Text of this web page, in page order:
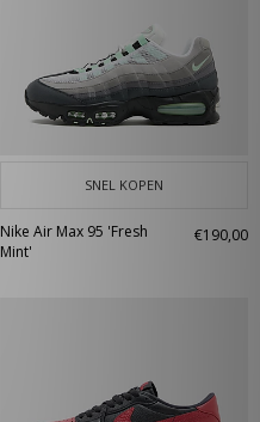
SNEL KOPEN
Nike Air Max 95 'Fresh
Mint'
€190,00